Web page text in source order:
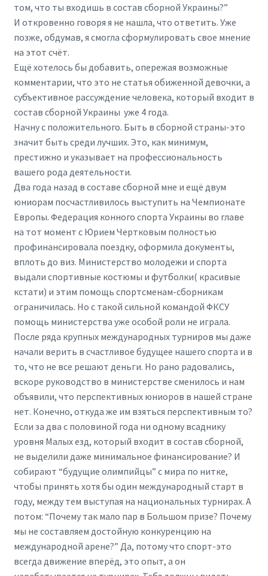
том, что ты входишь в состав сборной Украины?”
И откровенно говоря я не нашла, что ответить. Уже
позже, обдумав, я смогла сформулировать свое мнение
на этот счёт.
Ещё хотелось бы добавить, опережая возможные
комментарии, что это не статья обиженной девочки, а
субъективное рассуждение человека, который входит в
состав сборной Украины уже 4 года.
Начну с положительного. Быть в сборной страны-это
значит быть среди лучших. Это, как минимум,
престижно и указывает на профессиональность
вашего рода деятельности.
Два года назад в составе сборной мне и ещё двум
юниорам посчастливилось выступить на Чемпионате
Европы. Федерация конного спорта Украины во главе
на тот момент с Юрием Чертковым полностью
профинансировала поездку, оформила документы,
вплоть до виз. Министерство молодежи и спорта
выдали спортивные костюмы и футболки( красивые
кстати) и этим помощь спортсменам-сборникам
ограничилась. Но с такой сильной командой ФКСУ
помощь министерства уже особой роли не играла.
После ряда крупных международных турниров мы даже
начали верить в счастливое будущее нашего спорта и в
то, что не все решают деньги. Но рано радовались,
вскоре руководство в министерстве сменилось и нам
объявили, что перспективных юниоров в нашей стране
нет. Конечно, откуда же им взяться перспективным то?
Если за два с половиной года ни одному всаднику
уровня Малых езд, который входит в состав сборной,
не выделили даже минимальное финансирование? И
собирают “будущие олимпийцы” с мира по нитке,
чтобы принять хотя бы один международный старт в
году, между тем выступая на национальных турнирах. А
потом: “Почему так мало пар в Большом призе? Почему
мы не составляем достойную конкуренцию на
международной арене?” Да, потому что спорт-это
всегда движение вперёд, это опыт, а он